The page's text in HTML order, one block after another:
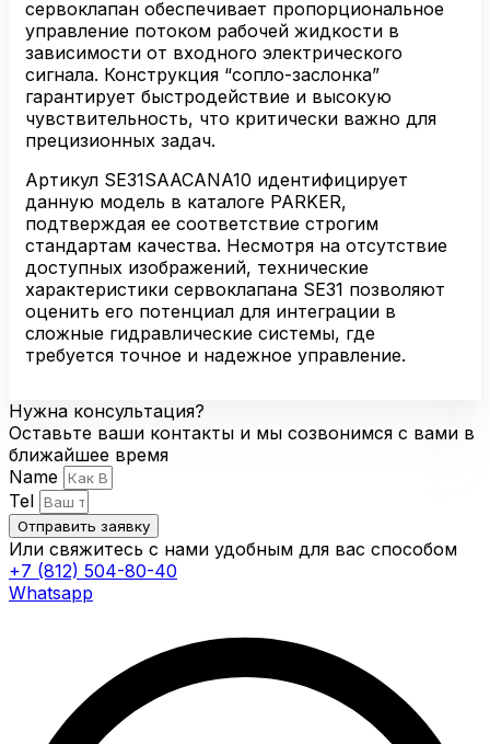
сервоклапан обеспечивает пропорциональное
управление потоком рабочей жидкости в
зависимости от входного электрического
сигнала. Конструкция “сопло-заслонка”
гарантирует быстродействие и высокую
чувствительность, что критически важно для
прецизионных задач.
Артикул SE31SAACANA10 идентифицирует
данную модель в каталоге PARKER,
подтверждая ее соответствие строгим
стандартам качества. Несмотря на отсутствие
доступных изображений, технические
характеристики сервоклапана SE31 позволяют
оценить его потенциал для интеграции в
сложные гидравлические системы, где
требуется точное и надежное управление.
Нужна консультация?
Оставьте ваши контакты и мы созвонимся с вами в
ближайшее время
Name
Tel
Отправить заявку
Или свяжитесь с нами удобным для вас способом
+7 (812) 504-80-40
Whatsapp